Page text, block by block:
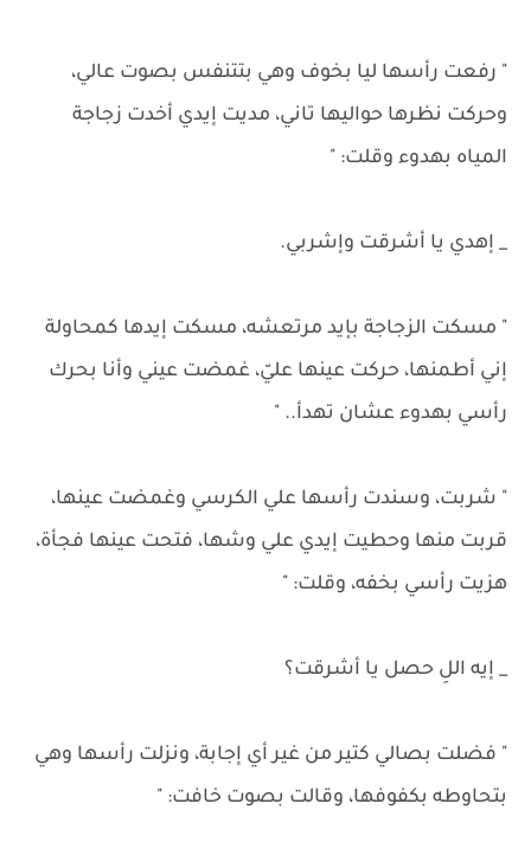
" رفعت رأسها ليا بخوف وهي بتتنفس بصوت عالي،
وحركت نظرها حواليها تاني، مديت إيدي أخدت زجاجة
المياه بهدوء وقلت: "
_ إهدي يا أشرقت وإشربي.
" مسكت الزجاجة بإيد مرتعشه، مسكت إيدها كمحاولة
إني أطمنها، حركت عينها عليّ، غمضت عيني وأنا بحرك
رأسي بهدوء عشان تهدأ.. "
" شربت، وسندت رأسها علي الكرسي وغمضت عينها،
قربت منها وحطيت إيدي علي وشها، فتحت عينها فجأة،
هزيت رأسي بخفه، وقلت: "
_ إيه اللِ حصل يا أشرقت؟
" فضلت بصالي كتير من غير أي إجابة، ونزلت رأسها وهي
بتحاوطه بكفوفها، وقالت بصوت خافت: "